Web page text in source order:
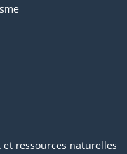
ressources naturelles